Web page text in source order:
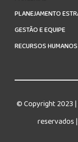
PLANEJAMENTO
GESTÃO E EQUIPE
RECURSOS HUMANOS
© Copyright 2023 |
reservados